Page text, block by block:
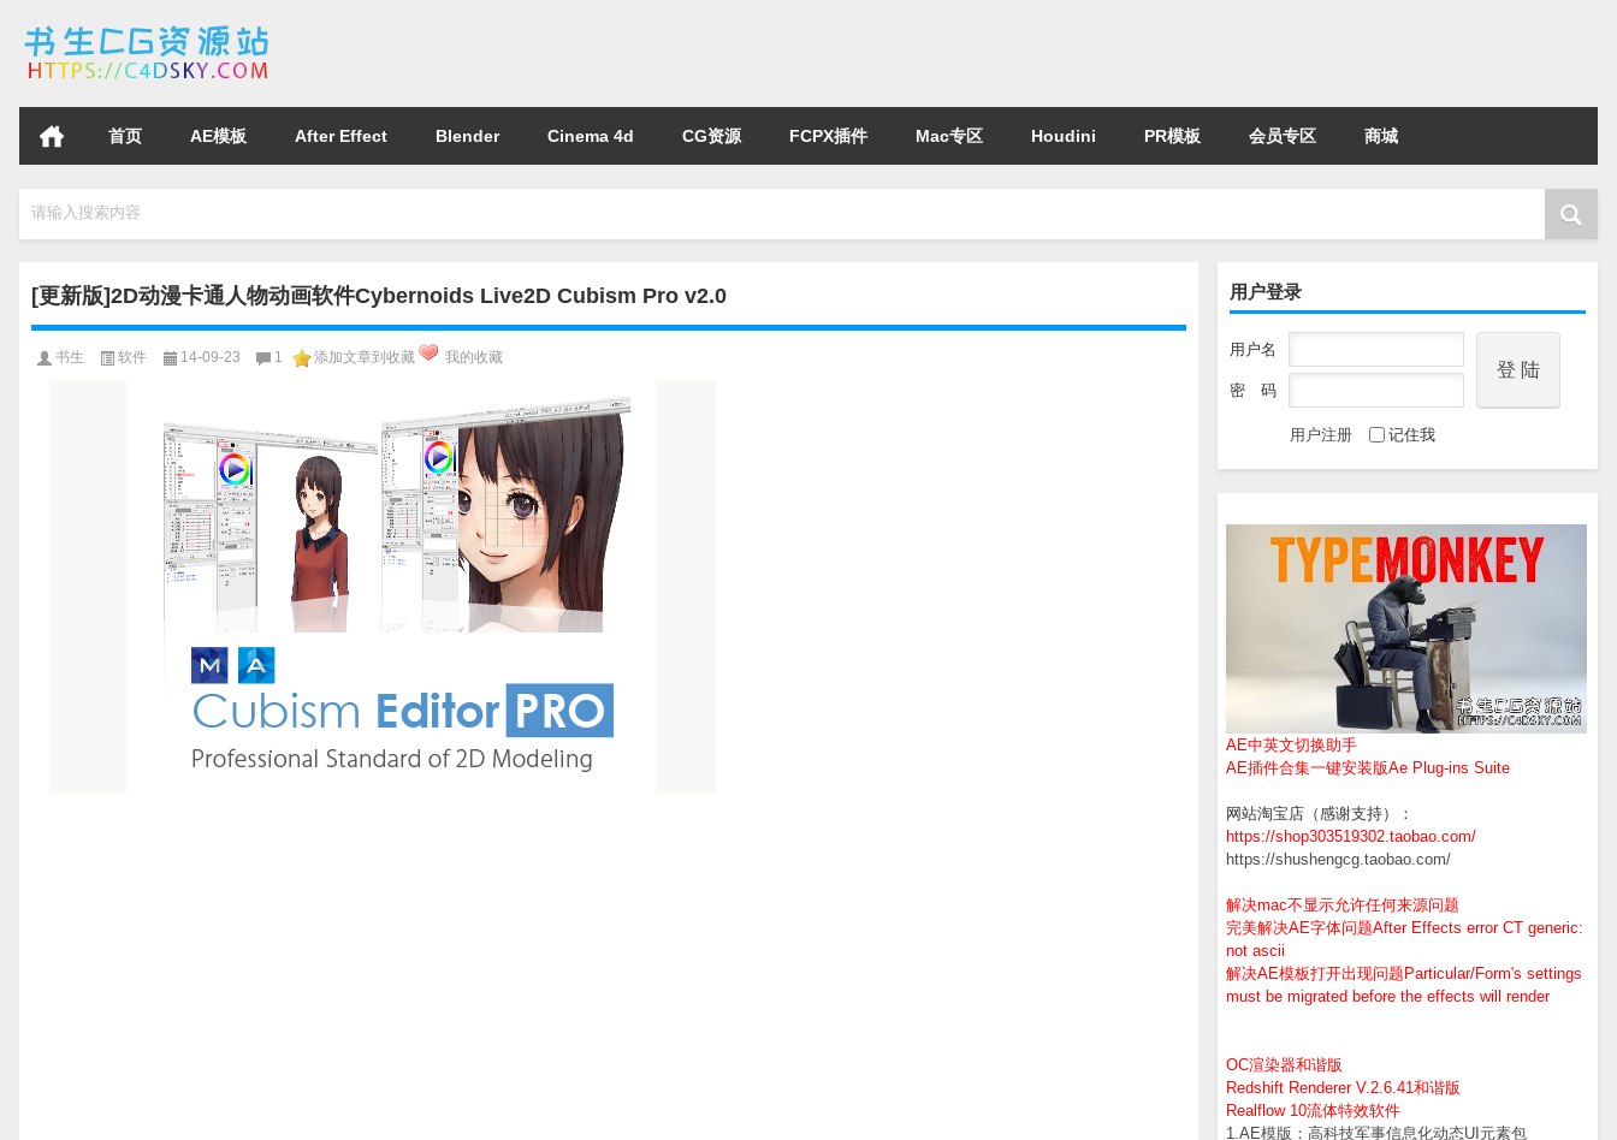
首页 AE模板 After Effect Blender Cinema 4d CG资源 FCPX插件 Mac专区 Houdini PR模板 会员专区 商城
请输入搜索内容
用户登录
用户名
密 码
用户注册 记住我
AE中英文切换助手
AE插件合集一键安装版Ae Plug-ins Suite
网站淘宝店（感谢支持）：
https://shop303519302.taobao.com/
https://shushengcg.taobao.com/
解决mac不显示允许任何来源问题
完美解决AE字体问题After Effects error CT generic:
not ascii
解决AE模板打开出现问题Particular/Form's settings
must be migrated before the effects will render
OC渲染器和谐版
Redshift Renderer V.2.6.41和谐版
Realflow 10流体特效软件
1.AE模版：高科技军事信息化动态UI元素包
[更新版]2D动漫卡通人物动画软件Cybernoids Live2D Cubism Pro v2.0
书生 软件 14-09-23 1 添加文章到收藏 我的收藏